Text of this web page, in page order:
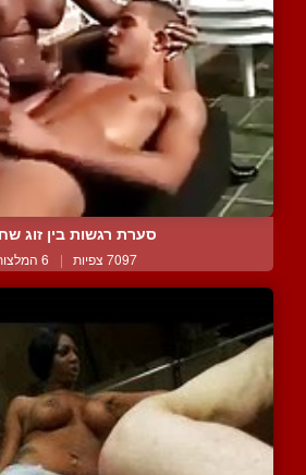
סערת רגשות בין זוג
7097 צפיות | 6 המלצות